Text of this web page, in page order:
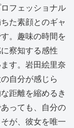
フェッショナル
た素顔とのギャ
。趣味の時間を
察知する感性
す。岩田絵里奈
自分が感じら
距離を縮めるき
っても、自分の
が、彼女を唯一